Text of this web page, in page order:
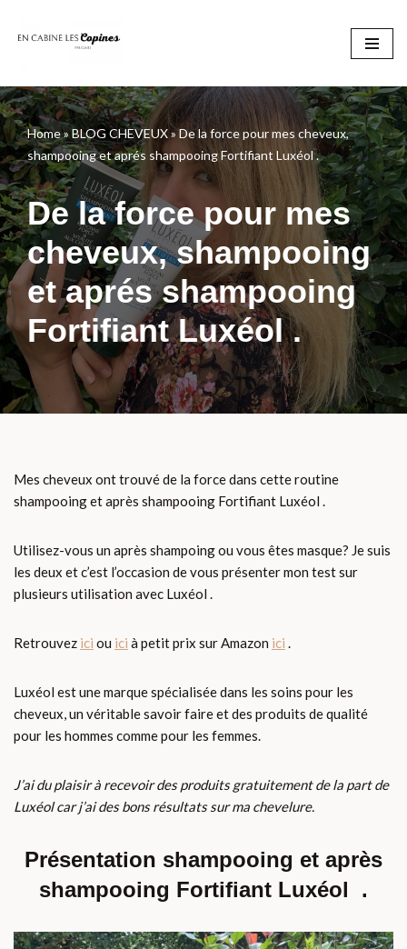
contenu
Home»BLOG CHEVEUX»De la force pour mes cheveux,
shampooing et aprés shampooing Fortifiant Luxéol .
De la force pour mes
cheveux, shampooing
et aprés shampooing
Fortifiant Luxéol .
Mes cheveux ont trouvé de la force dans cette routine
shampooing et après shampooing Fortifiant Luxéol .
Utilisez-vous un après shampoing ou vous êtes masque? Je suis
les deux et c’est l’occasion de vous présenter mon test sur
plusieurs utilisation avec Luxéol .
Retrouvez ici ou ici à petit prix sur Amazon ici .
Luxéol est une marque spécialisée dans les soins pour les
cheveux, un véritable savoir faire et des produits de qualité
pour les hommes comme pour les femmes.
J’ai du plaisir à recevoir des produits gratuitement de la part de
Luxéol car j’ai des bons résultats sur ma chevelure.
Présentation shampooing et après
shampooing Fortifiant Luxéol .